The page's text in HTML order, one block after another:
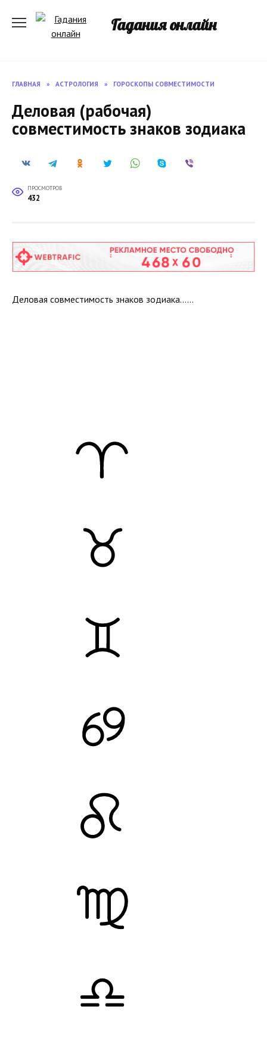
содержанию
Гадания онлайн
ГЛАВНАЯ » АСТРОЛОГИЯ » ГОРОСКОПЫ СОВМЕСТИМОСТИ
Деловая (рабочая)
совместимость знаков зодиака
ПРОСМОТРОВ
432
Деловая совместимость знаков зодиака……